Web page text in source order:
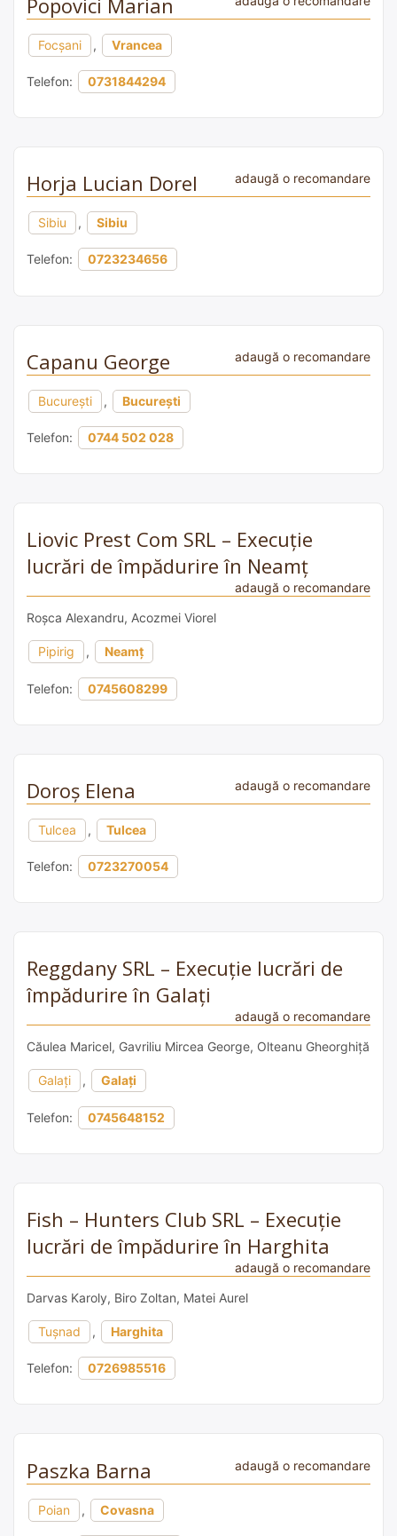
Focșani , Vrancea
Telefon: 0731844294
Horja Lucian Dorel adaugă o recomandare
Sibiu , Sibiu
Telefon: 0723234656
Capanu George adaugă o recomandare
București , București
Telefon: 0744 502 028
Liovic Prest Com SRL – Execuție
lucrări de împădurire în Neamț
adaugă o recomandare
Roșca Alexandru, Acozmei Viorel
Pipirig , Neamț
Telefon: 0745608299
Doroș Elena adaugă o recomandare
Tulcea , Tulcea
Telefon: 0723270054
Reggdany SRL – Execuție lucrări de
împădurire în Galați
adaugă o recomandare
Căulea Maricel, Gavriliu Mircea George, Olteanu Gheorghiță
Galați , Galați
Telefon: 0745648152
Fish – Hunters Club SRL – Execuție
lucrări de împădurire în Harghita
adaugă o recomandare
Darvas Karoly, Biro Zoltan, Matei Aurel
Tușnad , Harghita
Telefon: 0726985516
Paszka Barna adaugă o recomandare
Poian , Covasna